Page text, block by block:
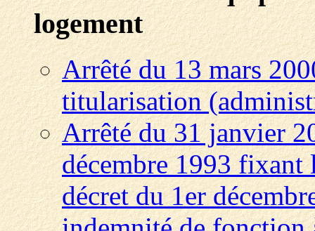
logement
Arrêté du 13 mars
titularisation
Arrêté du 31 janvier
décembre 1993
décret du 1er